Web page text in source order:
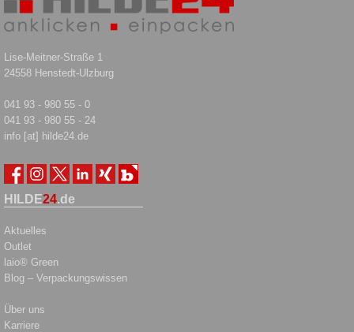
Lise-Meitner-Straße 1
24558 Henstedt-Ulzburg
041 93 - 980 55 - 0
041 93 - 980 55 - 24
info [at] hilde24.de
HILDE24.de
Aktuelles
Outlet
laio® Green
Blog – Verpackungswissen
Über uns
Karriere